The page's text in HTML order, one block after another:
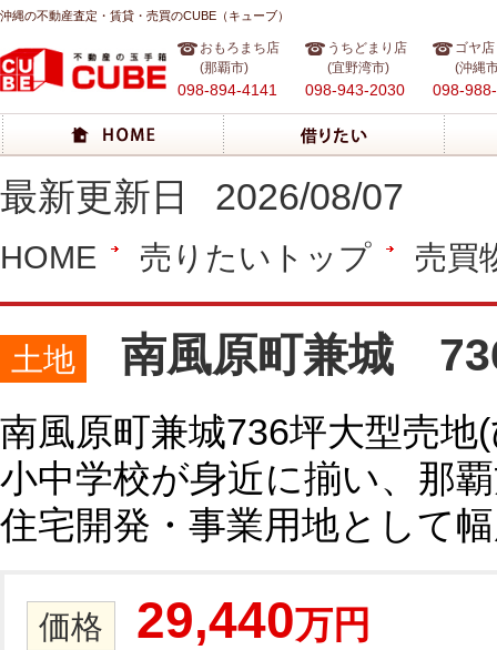
沖縄の不動産査定・賃貸・売買のCUBE（キューブ）
おもろまち店
(那覇市)
098-894-4141
うちどまり店
(宜野湾市)
098-943-2030
ゴヤ店
(沖縄
098-
最新更新日 2026/08/07
HOME 売りたいトップ 売買
土地 南風原町兼城
南風原町兼城736坪大型売地
小中学校が身近に揃い、那
住宅開発・事業用地として
価格 29,440万円